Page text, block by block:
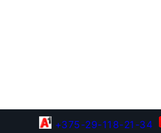
+375-29-118-21-34